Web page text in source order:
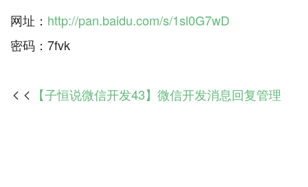
网址： http://pan.baidu.com/s/1sl0G7wD
 【子恒说微信开发43】微信开发消息回复管理